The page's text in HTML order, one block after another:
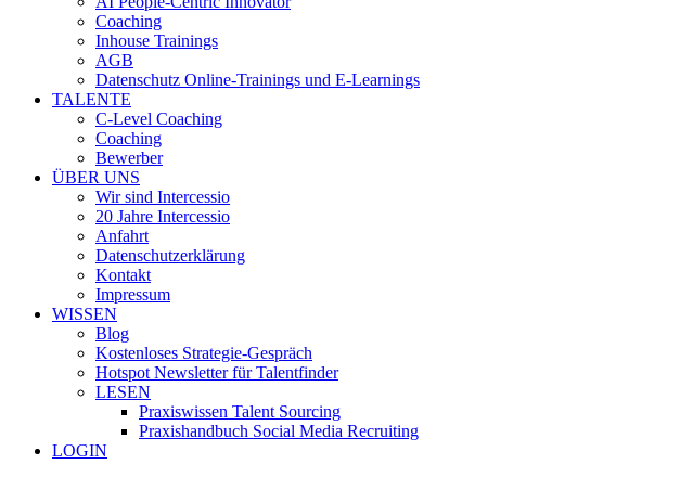
Coaching
Inhouse Trainings
AGB
Datenschutz Online-Trainings und E-Learnings
TALENTE
C-Level Coaching
Coaching
Bewerber
ÜBER UNS
Wir sind Intercessio
20 Jahre Intercessio
Anfahrt
Datenschutzerklärung
Kontakt
Impressum
WISSEN
Blog
Kostenloses Strategie-Gespräch
Hotspot Newsletter für Talentfinder
LESEN
Praxiswissen Talent Sourcing
Praxishandbuch Social Media Recruiting
LOGIN